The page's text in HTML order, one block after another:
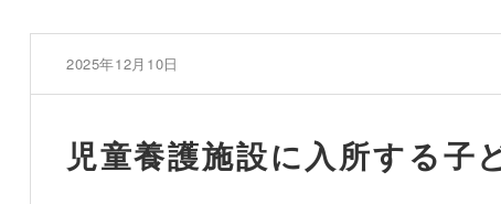
2025年12月10日
児童養護施設に入所する子